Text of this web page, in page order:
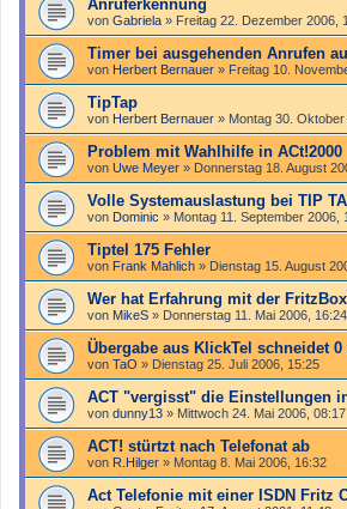
Anruferkennung
von Gabriela » Freitag 22. Dezember 2006,
Timer bei ausgehenden Anrufen
von Herbert Bernauer » Freitag 10.
TipTap
von Herbert Bernauer » Montag 30.
Problem mit Wahlhilfe in ACt!2000
von Uwe Meyer » Donnerstag 18. August
Volle Systemauslastung bei TIP
von Dominic » Montag 11. September 2006,
Tiptel 175 Fehler
von Frank Mahlich » Dienstag 15. August
Wer hat Erfahrung mit der
von MikeS » Donnerstag 11. Mai 2006, 16:24
Übergabe aus KlickTel schneidet 0
von TaO » Dienstag 25. Juli 2006, 15:25
ACT "vergisst" die Einstellungen
von dunny13 » Mittwoch 24. Mai 2006, 08:17
ACT! stürtzt nach Telefonat ab
von R.Hilger » Montag 8. Mai 2006, 16:32
Act Telefonie mit einer ISDN Fritz